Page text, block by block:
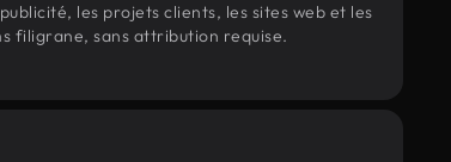
les projets clients, les sites web et les
filigrane, sans attribution requise.